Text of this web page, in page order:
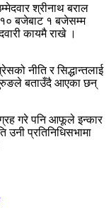
श्रीनाथ बराल
१० बजेबाट १ बजेसम्म
कायमै राखे ।
नीति र सिद्धान्तलाई
बताउँदै आएका छन्
गरे पनि आफूले इन्कार
प्रतिनिधिसभामा